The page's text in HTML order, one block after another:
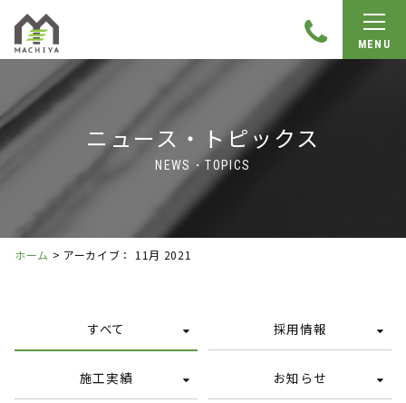
MENU
ニュース・トピックス
NEWS・TOPICS
ホーム > アーカイブ： 11月 2021
すべて 採用情報
施工実績 お知らせ